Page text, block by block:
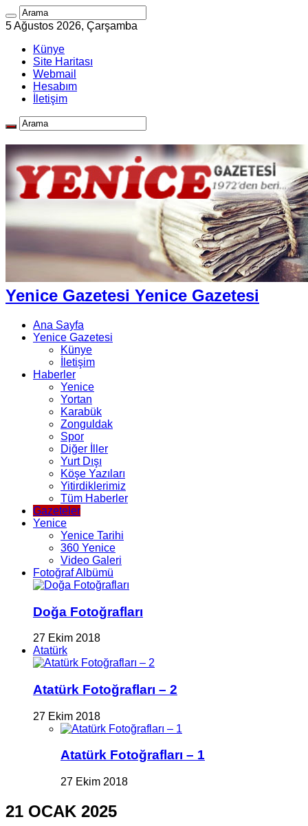
5 Ağustos 2026, Çarşamba
Künye
Site Haritası
Webmail
Hesabım
İletişim
Yenice Gazetesi Yenice Gazetesi
Ana Sayfa
Yenice Gazetesi
Künye
İletişim
Haberler
Yenice
Yortan
Karabük
Zonguldak
Spor
Diğer İller
Yurt Dışı
Köşe Yazıları
Yitirdiklerimiz
Tüm Haberler
Gazeteler
Yenice
Yenice Tarihi
360 Yenice
Video Galeri
Fotoğraf Albümü
Doğa Fotoğrafları
27 Ekim 2018
Atatürk
Atatürk Fotoğrafları – 2
27 Ekim 2018
Atatürk Fotoğrafları – 1
27 Ekim 2018
21 OCAK 2025